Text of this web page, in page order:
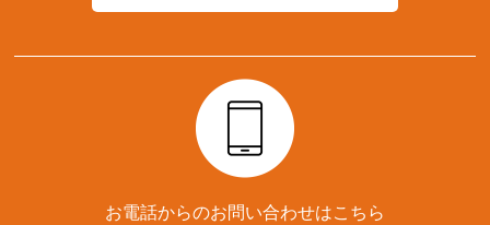
お電話からのお問い合わせはこちら